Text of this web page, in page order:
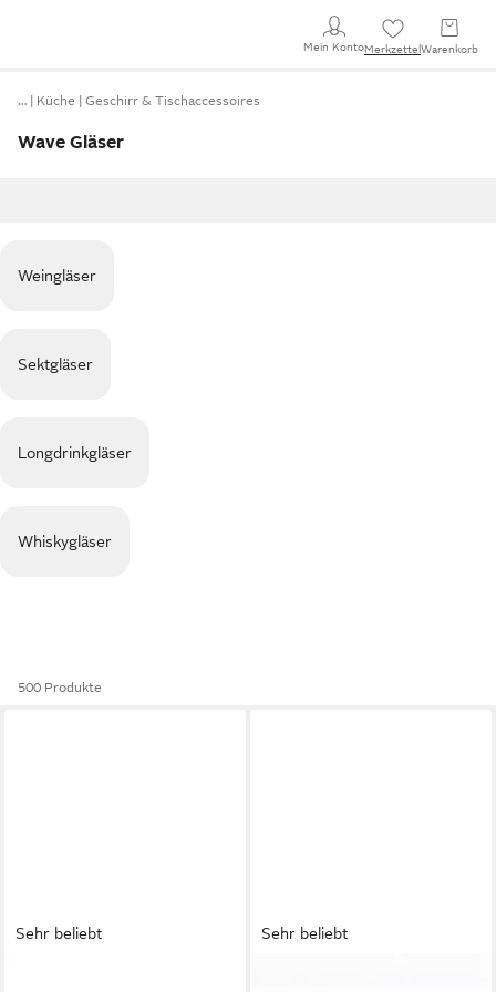
Mein KontoMerkzettel Warenkorb
… Küche Geschirr & Tischaccessoires
Wave Gläser
Weingläser
Sektgläser
Longdrinkgläser
Whiskygläser
500 Produkte
Sehr beliebt Sehr beliebt